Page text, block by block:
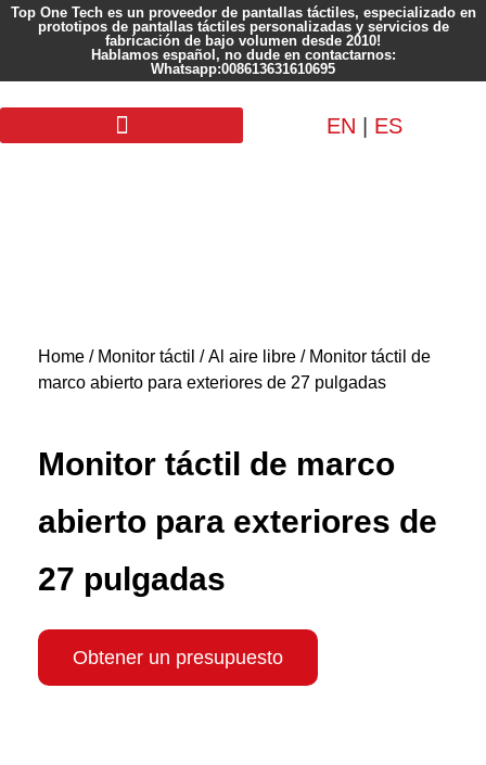
Top One Tech es un proveedor de pantallas táctiles, especializado en
prototipos de pantallas táctiles personalizadas y servicios de
fabricación de bajo volumen desde 2010!
Hablamos español, no dude en contactarnos:
Whatsapp:008613631610695
EN ES
Home / Monitor táctil /Al aire libre / Monitor táctil de
marco abierto para exteriores de 27 pulgadas
Monitor táctil de marco
abierto para exteriores de
27 pulgadas
Obtener un presupuesto